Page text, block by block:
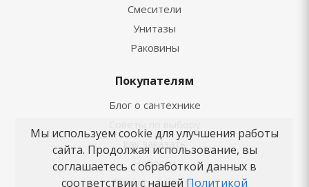
Смесители
Унитазы
Раковины
Покупателям
Блог о сантехнике
Как заказать
Новости
Вопросы-ответы
Мы используем cookie для улучшения работы
сайта. Продолжая использование, вы
соглашаетесь с обработкой данных в
соответствии с нашей Политикой